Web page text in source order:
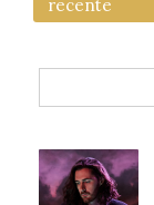
recente